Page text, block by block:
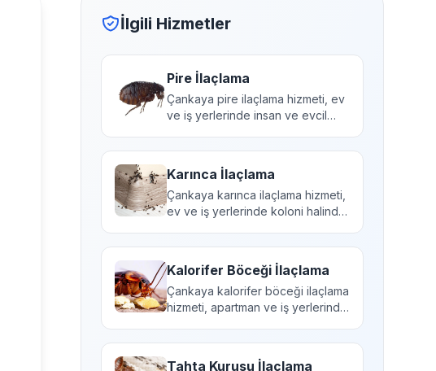
İlgili Hizmetler
Pire İlaçlama
Çankaya pire ilaçlama hizmeti, ev
ve iş yerlerinde insan ve evcil
Karınca İlaçlama
Çankaya karınca ilaçlama hizmeti,
ev ve iş yerlerinde koloni halinde
Kalorifer Böceği İlaçlama
Çankaya kalorifer böceği ilaçlama
hizmeti, apartman ve iş yerlerinde
Tahta Kurusu İlaçlama